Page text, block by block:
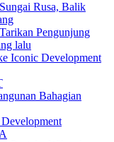
Rusa, Balik
Pengunjung
lalu
Iconic Development
Bahagian